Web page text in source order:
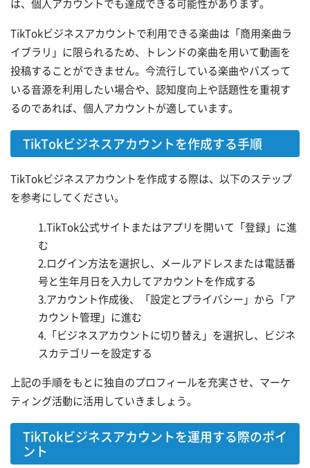
は、個人アカウントでも達成できる可能性があります。
TikTokビジネスアカウントで利用できる楽曲は「商用楽曲ラ
イブラリ」に限られるため、トレンドの楽曲を用いて動画を
投稿することができません。今流行している楽曲やバズって
いる音源を利用したい場合や、認知度向上や話題性を重視す
るのであれば、個人アカウントが適しています。
TikTokビジネスアカウントを作成する手順
TikTokビジネスアカウントを作成する際は、以下のステップ
を参考にしてください。
1.TikTok公式サイトまたはアプリを開いて「登録」に進
む
2.ログイン方法を選択し、メールアドレスまたは電話番
号と生年月日を入力してアカウントを作成する
3.アカウント作成後、「設定とプライバシー」から「ア
カウント管理」に進む
4.「ビジネスアカウントに切り替え」を選択し、ビジネ
スカテゴリーを設定する
上記の手順をもとに独自のプロフィールを充実させ、マーケ
ティング活動に活用していきましょう。
TikTokビジネスアカウントを運用する際のポイ
ント